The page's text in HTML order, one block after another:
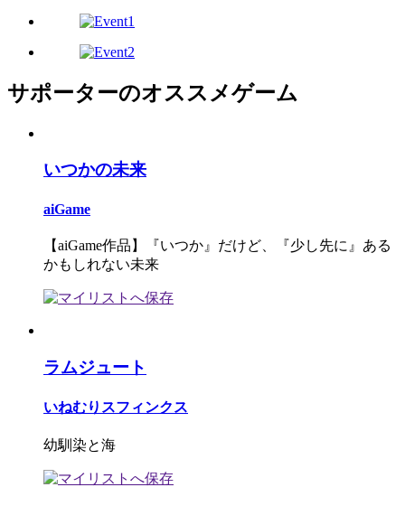
サポーターのオススメゲーム
いつかの未来
aiGame
【aiGame作品】『いつか』だけど、『少し先に』ある
かもしれない未来
ラムジュート
いねむりスフィンクス
幼馴染と海